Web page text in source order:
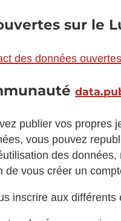
sur le
des données
publier vos propres
vous pouvez
des
de vous créer un
inscrire aux